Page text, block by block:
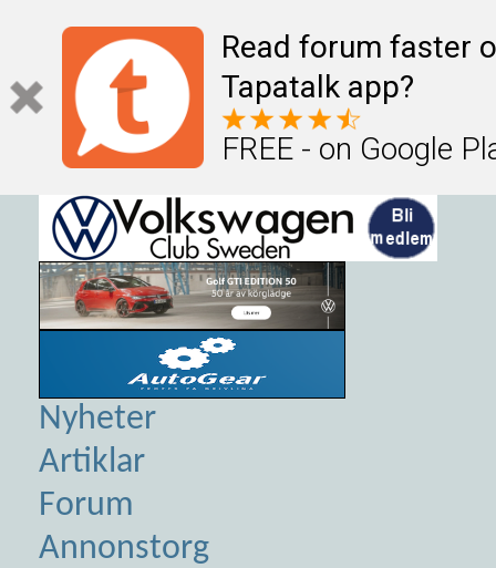
Read forum faster
Tapatalk app?
FREE - on Google
Nyheter
Artiklar
Forum
Annonstorg